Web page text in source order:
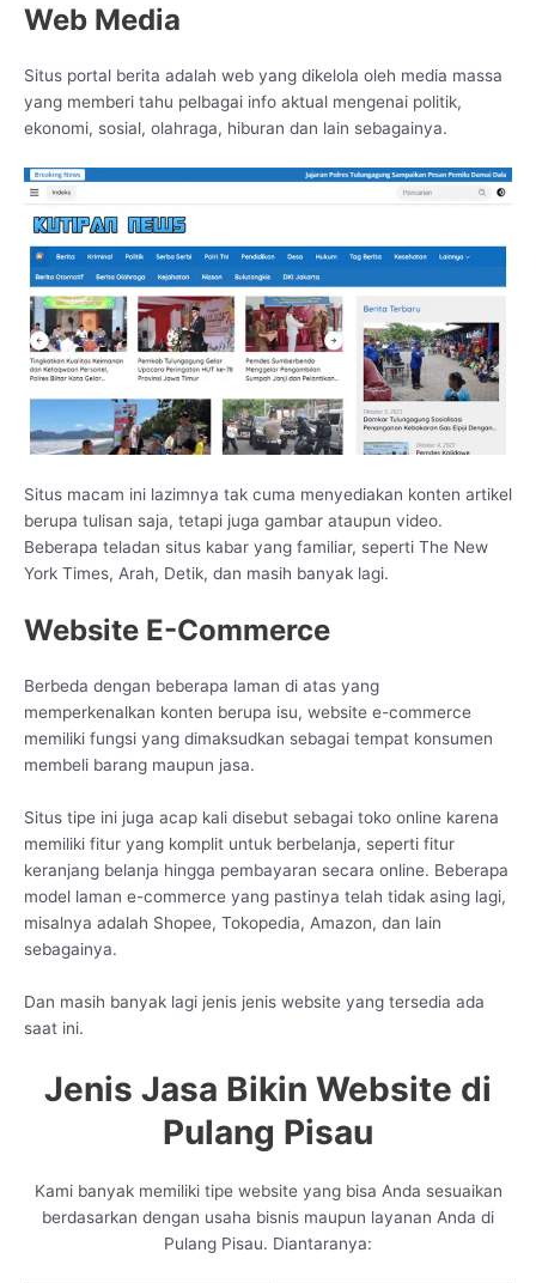
Web Media
Situs portal berita adalah web yang dikelola oleh media massa
yang memberi tahu pelbagai info aktual mengenai politik,
ekonomi, sosial, olahraga, hiburan dan lain sebagainya.
Situs macam ini lazimnya tak cuma menyediakan konten artikel
berupa tulisan saja, tetapi juga gambar ataupun video.
Beberapa teladan situs kabar yang familiar, seperti The New
York Times, Arah, Detik, dan masih banyak lagi.
Website E-Commerce
Berbeda dengan beberapa laman di atas yang
memperkenalkan konten berupa isu, website e-commerce
memiliki fungsi yang dimaksudkan sebagai tempat konsumen
membeli barang maupun jasa.
Situs tipe ini juga acap kali disebut sebagai toko online karena
memiliki fitur yang komplit untuk berbelanja, seperti fitur
keranjang belanja hingga pembayaran secara online. Beberapa
model laman e-commerce yang pastinya telah tidak asing lagi,
misalnya adalah Shopee, Tokopedia, Amazon, dan lain
sebagainya.
Dan masih banyak lagi jenis jenis website yang tersedia ada
saat ini.
Jenis Jasa Bikin Website di
Pulang Pisau
Kami banyak memiliki tipe website yang bisa Anda sesuaikan
berdasarkan dengan usaha bisnis maupun layanan Anda di
Pulang Pisau. Diantaranya: